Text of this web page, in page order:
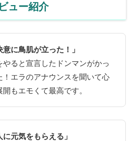
ュー紹介
意に鳥肌が立った！」
やると宣言したドンマンがかっ
！エラのアナウンスを聞いて心
もエモくて最高です。
に元気をもらえる」